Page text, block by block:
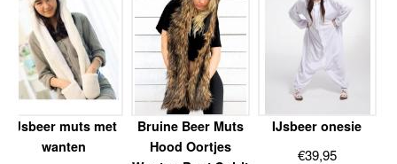
IJsbeer muts met
wanten
Bruine Beer Muts
Hood Oortjes
IJsbeer onesie
€39,95